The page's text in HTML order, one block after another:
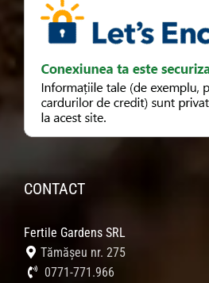
CONTACT
Fertile Gardens SRL
Tămășeu nr. 275
0771-771.966